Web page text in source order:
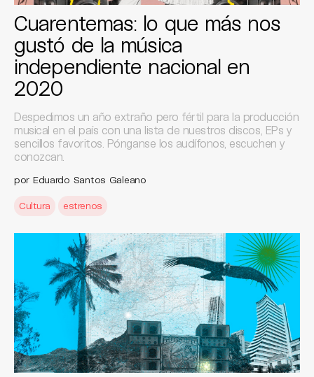
Cuarentemas: lo que más nos
gustó de la música
independiente nacional en
2020
Despedimos un año extraño pero fértil para la producción
musical en el país con una lista de nuestros discos, EPs y
sencillos favoritos. Pónganse los audífonos, escuchen y
conozcan.
por Eduardo Santos Galeano
Cultura estrenos